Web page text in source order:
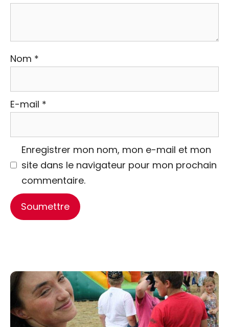
Nom *
E-mail *
Enregistrer mon nom, mon e-mail et mon
site dans le navigateur pour mon prochain
commentaire.